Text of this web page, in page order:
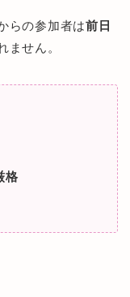
らの参加者は前日
ません。
格